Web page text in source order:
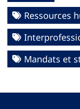
Ressources
Mandats et